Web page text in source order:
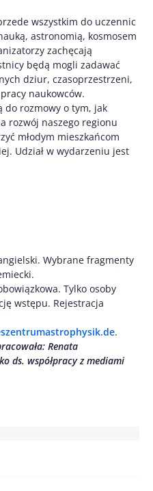
wszystkim do uczennic
astronomią, kosmosem
zachęcają
będą mogli zadawać
dziur, czasoprzestrzeni,
naukowców.
do rozmowy o tym, jak
rozwój naszego regionu
młodym mieszkańcom
Udział w wydarzeniu jest
Wybrane fragmenty
Tylko osoby
wstępu. Rejestracja
.
Renata
ds. współpracy z mediami